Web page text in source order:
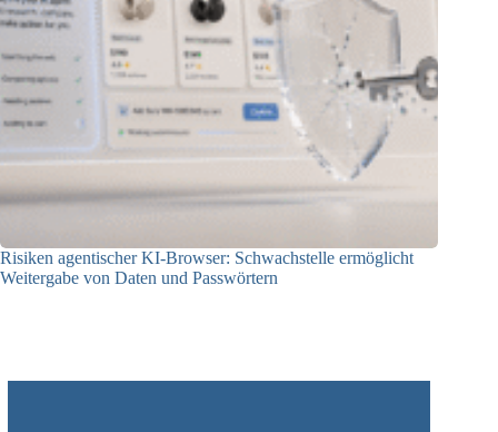
Risiken agentischer KI-Browser: Schwachstelle ermöglicht
Weitergabe von Daten und Passwörtern